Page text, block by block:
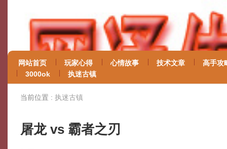
网站首页 玩家心得 心情故事 技术文章
高手攻
3000ok
执迷古镇
当前位置 : 执迷古镇
屠龙 vs 霸者之刃